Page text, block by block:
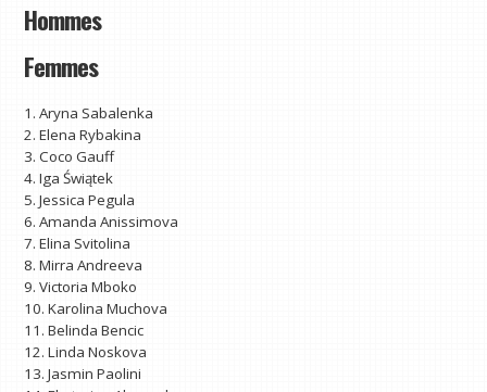
Hommes
Femmes
1. Aryna Sabalenka
2. Elena Rybakina
3. Coco Gauff
4. Iga Świątek
5. Jessica Pegula
6. Amanda Anissimova
7. Elina Svitolina
8. Mirra Andreeva
9. Victoria Mboko
10. Karolina Muchova
11. Belinda Bencic
12. Linda Noskova
13. Jasmin Paolini